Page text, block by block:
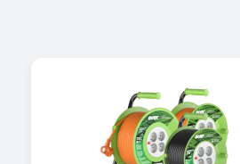
Zawiera baterię / akumulator
Informacje dodatkowe